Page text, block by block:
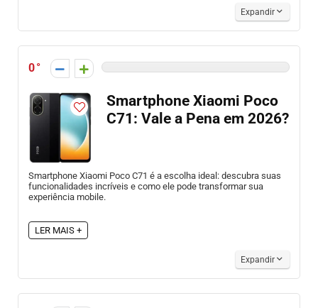
Expandir
0
Smartphone Xiaomi Poco
C71: Vale a Pena em 2026?
Smartphone Xiaomi Poco C71 é a escolha ideal: descubra suas
funcionalidades incríveis e como ele pode transformar sua
experiência mobile.
LER MAIS +
Expandir